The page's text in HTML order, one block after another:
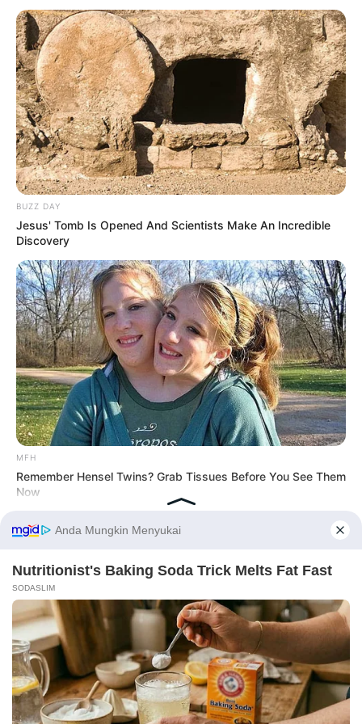
Tampil Lebih Modern, 7 Potret
Hasil Renovasi Rumah Berusia
90 Tahun
PRIVACY POLICY DISCLAIMER HUBUNGI KAMI IKLAN
Copyright © 2026 dailysia.com.
BUZZ DAY
Jesus' Tomb Is Opened And Scientists Make An Incredible
Discovery
MFH
Remember Hensel Twins? Grab Tissues Before You See Them
Now
BRAINBERRIES